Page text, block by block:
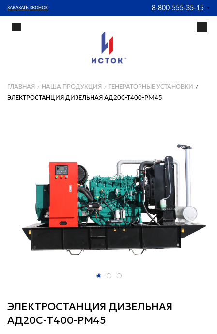
ЗАКАЗАТЬ ЗВОНОК 8-800-555-35-15
ГЛАВНАЯ НАША ПРОДУКЦИЯ
ГЕНЕРАТОРНЫЕ УСТАНОВКИ
ЭЛЕКТРОСТАНЦИЯ ДИЗЕЛЬНАЯ АД20С-Т400-РМ45
ЭЛЕКТРОСТАНЦИЯ ДИЗЕЛЬНАЯ
АД20С-Т400-РМ45